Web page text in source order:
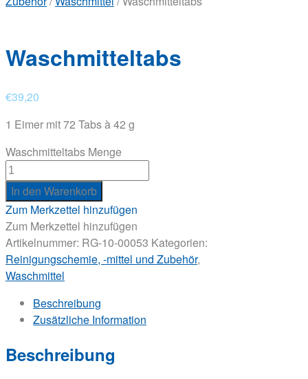
Waschmitteltabs
€39,20
1 Eimer mit 72 Tabs à 42 g
Waschmitteltabs Menge
In den Warenkorb
Zum Merkzettel hinzufügen
Zum Merkzettel hinzufügen
Artikelnummer: RG-10-00053 Kategorien:
Reinigungschemie, -mittel und Zubehör,
Waschmittel
Beschreibung
Zusätzliche Information
Beschreibung